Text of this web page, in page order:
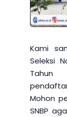
Kami
Seleksi
Tahun
Mohon
SNBP